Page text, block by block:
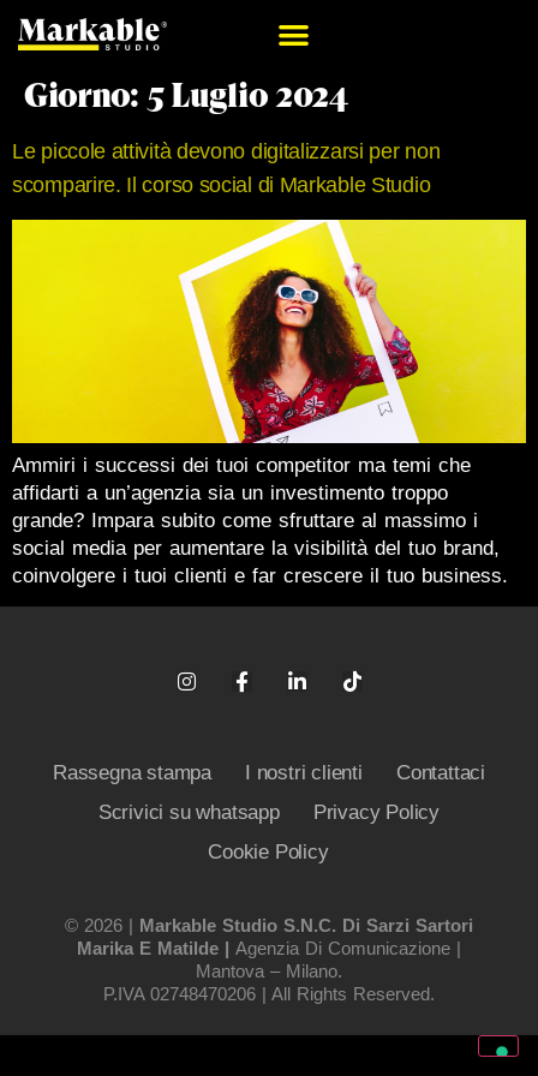
Giorno: 5 Luglio 2024
Le piccole attività devono digitalizzarsi per non
scomparire. Il corso social di Markable Studio
Ammiri i successi dei tuoi competitor ma temi che
affidarti a un’agenzia sia un investimento troppo
grande? Impara subito come sfruttare al massimo i
social media per aumentare la visibilità del tuo brand,
coinvolgere i tuoi clienti e far crescere il tuo business.
Rassegna stampa I nostri clienti
Contattaci
Scrivici su whatsapp
Privacy Policy
Cookie Policy
© 2026 | Markable Studio S.n.c. Di Sarzi Sartori
Marika E Matilde | Agenzia Di Comunicazione |
Mantova – Milano.
P.IVA 02748470206 | All Rights Reserved.